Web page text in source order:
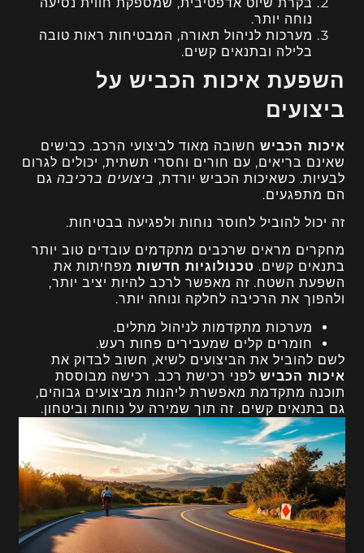
נוחה יותר.
מערכות לניהול תאורה, המבטיחות ראות טובה
בלילה ובתנאים קשים.
השפעת איכות הכביש על
ביצועים
איכות הכביש חשובה מאוד לביצועי הרכב. כבישים
שאינם בריאים, עם חורים וחסרי תשתית, יכולים לגרום
לבעיות. כשאיכות הכביש יורדת, ביצועים ברכיבה גם
הם מתפגעים.
זה יכול להוביל לחוסר נוחות ולפגיעה בבטיחות.
מחקרים מראים שרכבים מתקדמים עובדים טוב יותר
בתנאים קשים. טכנולוגיות חדשות מפחיתות את
השפעת השטח. זה מאפשר לרכב להיות יציב יותר,
ולהפוך את הרכיבה לחלקה ונוחה יותר.
מערכות מתקדמות לניהול מתלים.
חומרים קלים שמעבירים פחות רעש.
לשם להוביל את הביצועים לשיא, חשוב לבדוק את
איכות הכביש לפני רכישת רכב. רכישה מבוססת
תוכנה מתקדמת מאפשרת ליהנות מביצועים גבוהים,
גם בתנאים קשים. זה תוך שמירה על נוחות וביטחון.